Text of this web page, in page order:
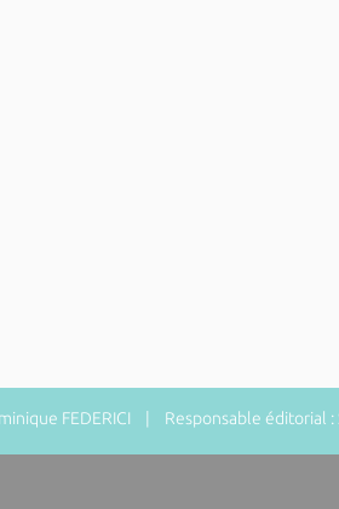
FEDERICI | Responsable éditorial :